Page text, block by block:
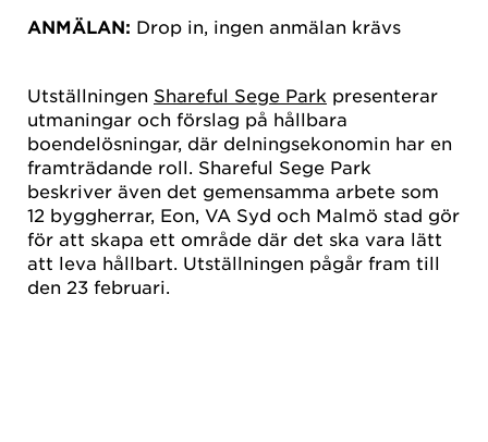
ANMÄLAN: Drop in, ingen anmälan krävs
Utställningen Shareful Sege Park presenterar
utmaningar och förslag på hållbara
boendelösningar, där delningsekonomin har en
framträdande roll. Shareful Sege Park
beskriver även det gemensamma arbete som
12 byggherrar, Eon, VA Syd och Malmö stad gör
för att skapa ett område där det ska vara lätt
att leva hållbart. Utställningen pågår fram till
den 23 februari.